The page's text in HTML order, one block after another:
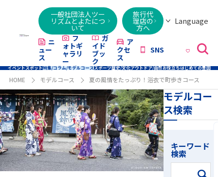
一般社団法人ツー
リズムとよたにつ
いて
旅行代
理店の
方へ
Language
Việt
ニ
ュー
ス
フ
ォトギ
ャラリ
ー
ガ
イド
ブッ
ク
ア
クセ
ス
SNS
イベントスポット特集/コラム/モデルコーススポーツ歴史/文化アウトドア/自然お役立ちはじめての豊田
HOME モデルコース 夏の風情をたっぷり！浴衣で町歩きコース
モデルコー
ス検索
キーワード
検索